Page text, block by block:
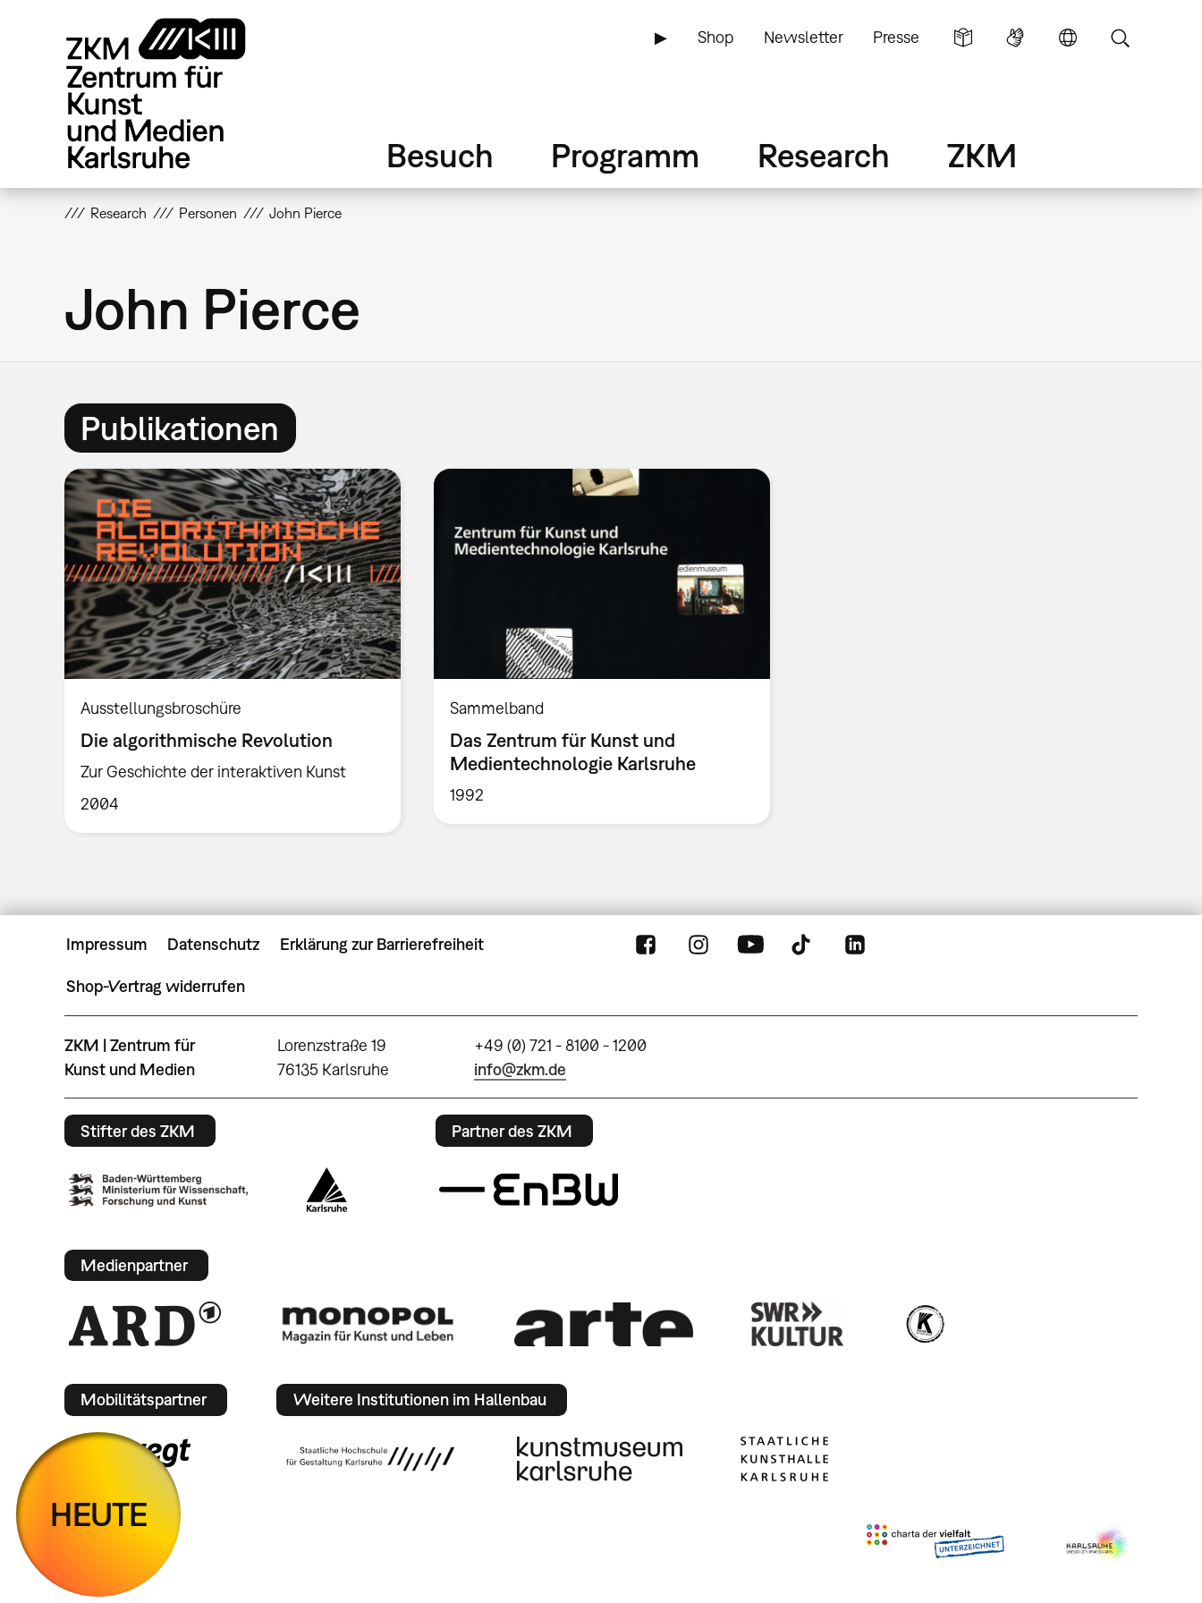
▶ Shop Newsletter Presse
Besuch Programm Research ZKM
Research Personen John Pierce
John Pierce
Publikationen
Ausstellungsbroschüre
Die algorithmische Revolution
Zur Geschichte der interaktiven Kunst
2004
Sammelband
Das Zentrum für Kunst und
Medientechnologie Karlsruhe
1992
Impressum Datenschutz Erklärung zur Barrierefreiheit
Shop-Vertrag widerrufen
ZKM | Zentrum für
Kunst und Medien
Lorenzstraße 19
76135 Karlsruhe
+49 (0) 721 - 8100 - 1200
info@zkm.de
Stifter des ZKM Partner des ZKM
Medienpartner
Mobilitätspartner Weitere Institutionen im Hallenbau
HEUTE